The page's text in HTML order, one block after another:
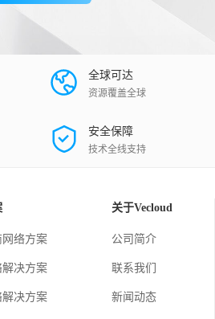
全球可达
资源覆盖全球
安全保障
技术全线支持
络方案
决方案
决方案
关于Vecloud
公司简介
联系我们
新闻动态